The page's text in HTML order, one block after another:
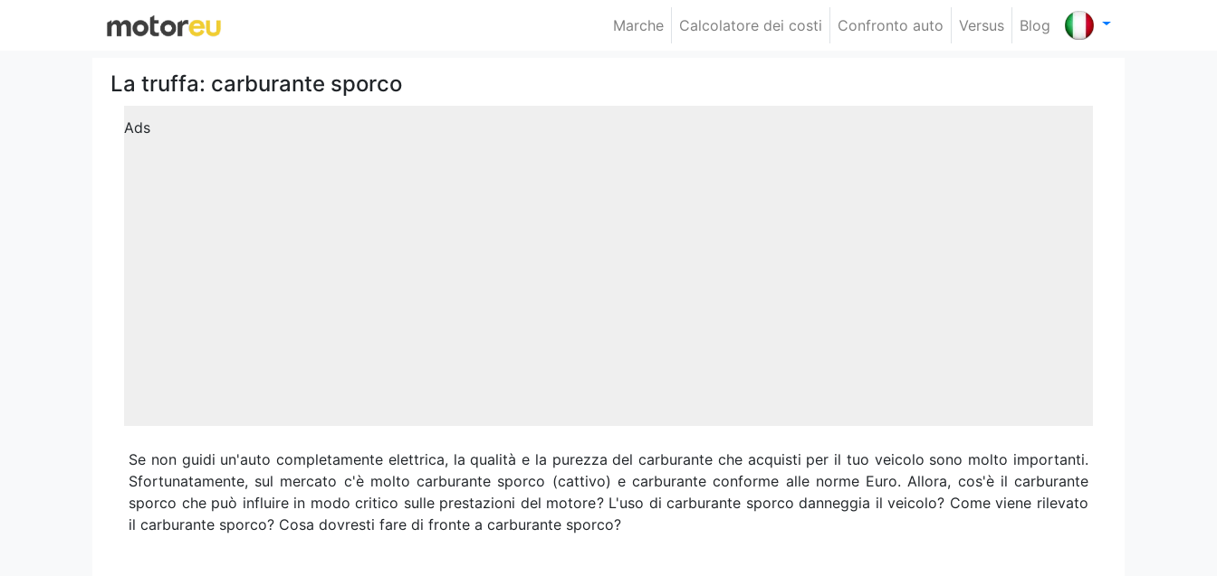
Marche Calcolatore dei costi Confronto auto Versus Blog
La truffa: carburante sporco
Ads
Se non guidi un'auto completamente elettrica, la qualità e la purezza del carburante che acquisti per il tuo veicolo sono molto importanti.
Sfortunatamente, sul mercato c'è molto carburante sporco (cattivo) e carburante conforme alle norme Euro. Allora, cos'è il carburante
sporco che può influire in modo critico sulle prestazioni del motore? L'uso di carburante sporco danneggia il veicolo? Come viene rilevato
il carburante sporco? Cosa dovresti fare di fronte a carburante sporco?